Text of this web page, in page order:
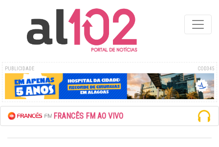
PUBLICIDADE COD345
A REDE FRANCÊS FM AO VIVO